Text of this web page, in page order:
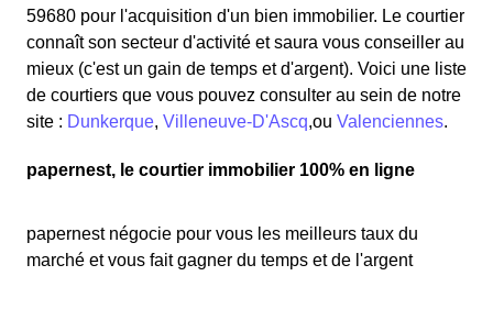
59680 pour l'acquisition d'un bien immobilier. Le courtier
connaît son secteur d'activité et saura vous conseiller au
mieux (c'est un gain de temps et d'argent). Voici une liste
de courtiers que vous pouvez consulter au sein de notre
site : Dunkerque, Villeneuve-D'Ascq,ou Valenciennes.
papernest, le courtier immobilier 100% en ligne
papernest négocie pour vous les meilleurs taux du
marché et vous fait gagner du temps et de l'argent